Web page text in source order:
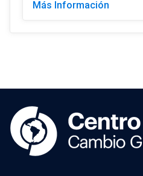
Más Información